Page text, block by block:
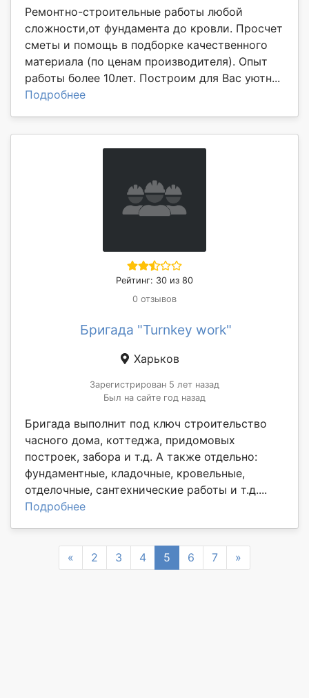
Ремонтно-строительные работы любой
сложности,от фундамента до кровли. Просчет
сметы и помощь в подборке качественного
материала (по ценам производителя). Опыт
работы более 10лет. Построим для Вас уютн...
Подробнее
Рейтинг: 30 из 80
0 отзывов
Бригада "Turnkey work"
Харьков
Зарегистрирован 5 лет назад
Был на сайте год назад
Бригада выполнит под ключ строительство
часного дома, коттеджа, придомовых
построек, забора и т.д. А также отдельно:
фундаментные, кладочные, кровельные,
отделочные, сантехнические работы и т.д....
Подробнее
« Previous
2 3 4 5 6 7 »